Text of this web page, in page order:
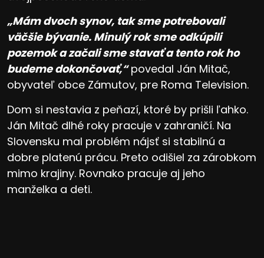
„Mám dvoch synov, tak sme potrebovali
väčšie bývanie. Minulý rok sme odkúpili
pozemok a začali sme stavať a tento rok ho
budeme dokončovať,“povedal Ján Mitač,
obyvateľ obce Zámutov, pre Roma Television.
Dom si nestavia z peňazí, ktoré by prišli ľahko.
Ján Mitač dlhé roky pracuje v zahraničí. Na
Slovensku mal problém nájsť si stabilnú a
dobre platenú prácu. Preto odišiel za zárobkom
mimo krajiny. Rovnako pracuje aj jeho
manželka a deti.